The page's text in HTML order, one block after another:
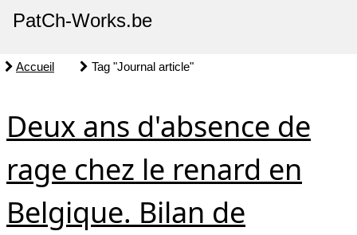
PatCh-Works.be
Accueil Tag "Journal article"
Deux ans d'absence de
rage chez le renard en
Belgique. Bilan de